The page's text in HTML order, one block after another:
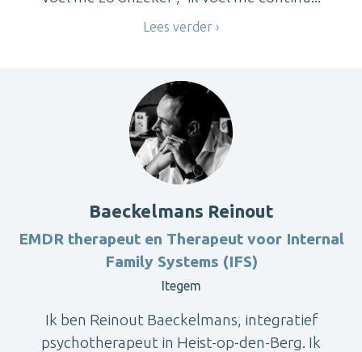
Lees verder
Baeckelmans Reinout
EMDR therapeut en Therapeut voor Internal
Family Systems (IFS)
Itegem
Ik ben Reinout Baeckelmans, integratief
psychotherapeut in Heist-op-den-Berg. Ik